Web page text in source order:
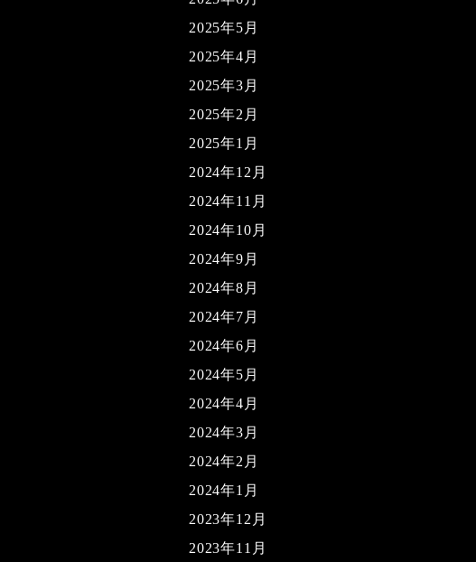
2025年5月
2025年4月
2025年3月
2025年2月
2025年1月
2024年12月
2024年11月
2024年10月
2024年9月
2024年8月
2024年7月
2024年6月
2024年5月
2024年4月
2024年3月
2024年2月
2024年1月
2023年12月
2023年11月